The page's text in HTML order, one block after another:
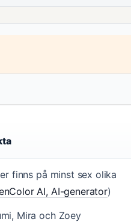
finns på minst sex olika
AI, AI-generator)
Mira och Zoey